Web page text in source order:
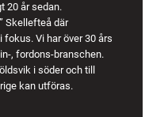
20 år sedan.
Skellefteå där
Vi har över 30 års
, fordons-branschen.
i söder och till
kan utföras.